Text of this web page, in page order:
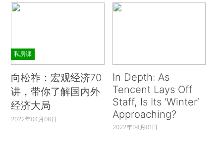
私房课
向松祚：宏观经济70
讲，带你了解国内外
经济大局
2022年04月06日
In Depth: As
Tencent Lays Off
Staff, Is Its ‘Winter’
Approaching?
2022年04月01日